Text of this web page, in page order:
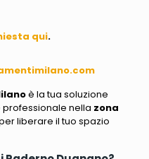
qui.
è la tua soluzione
nella zona
liberare il tuo spazio